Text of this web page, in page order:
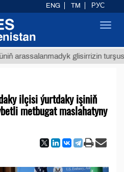
glisirrizin turşusy (t.)
ilçisi ýurtdaky işiniň
metbugat maslahatyny
ENG TM РУС